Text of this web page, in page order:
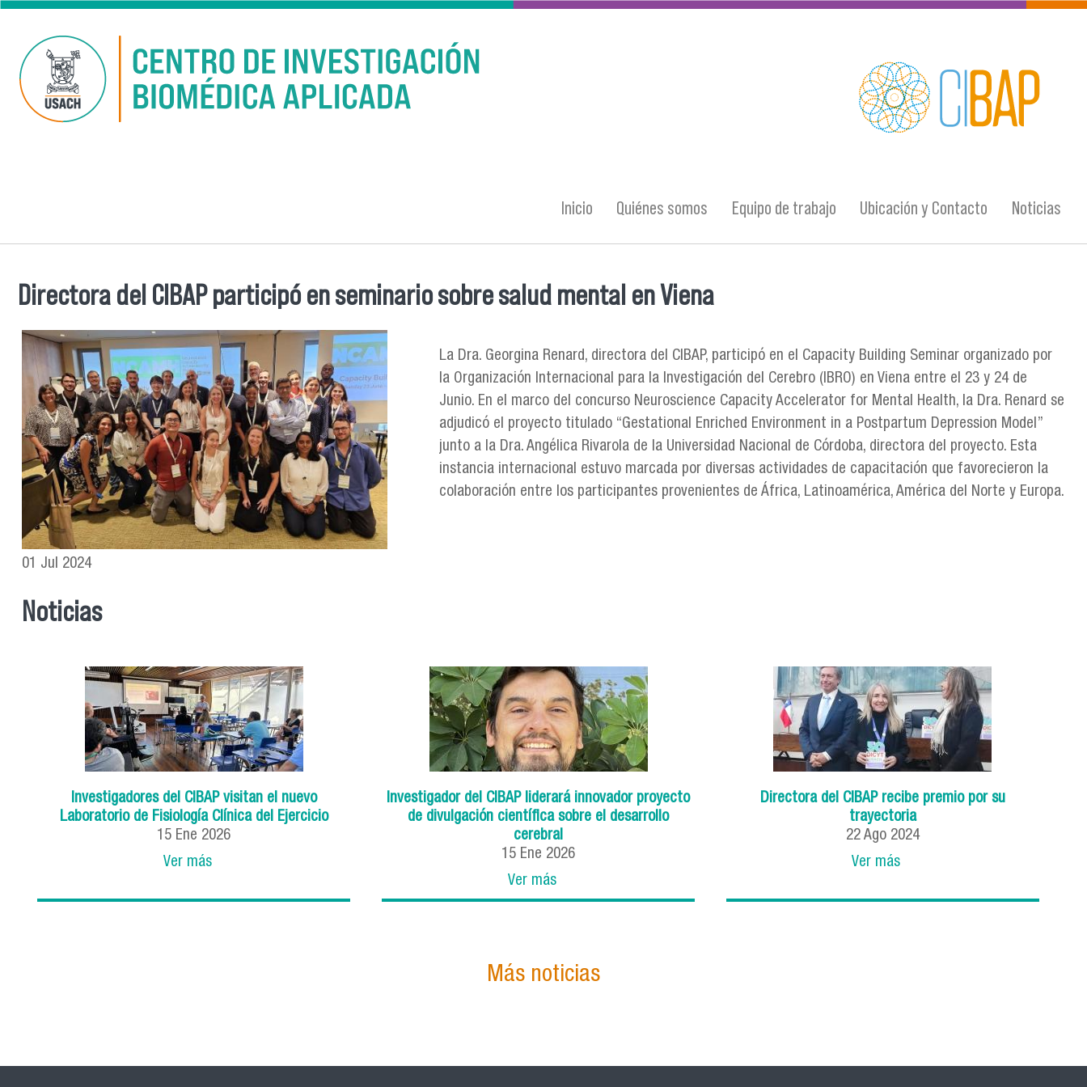
Pasar al contenido principal
Inicio Quiénes somos Equipo de trabajo Ubicación y Contacto Noticias
Se encuentra usted aquí
Directora del CIBAP participó en seminario sobre salud mental en Viena
01 Jul 2024
La Dra. Georgina Renard, directora del CIBAP, participó en el Capacity Building Seminar organizado por
la Organización Internacional para la Investigación del Cerebro (IBRO) en Viena entre el 23 y 24 de
Junio. En el marco del concurso Neuroscience Capacity Accelerator for Mental Health, la Dra. Renard se
adjudicó el proyecto titulado “Gestational Enriched Environment in a Postpartum Depression Model”
junto a la Dra. Angélica Rivarola de la Universidad Nacional de Córdoba, directora del proyecto. Esta
instancia internacional estuvo marcada por diversas actividades de capacitación que favorecieron la
colaboración entre los participantes provenientes de África, Latinoamérica, América del Norte y Europa.
Noticias
Investigadores del CIBAP visitan el nuevo
Laboratorio de Fisiología Clínica del Ejercicio
15 Ene 2026
Ver más
Investigador del CIBAP liderará innovador proyecto
de divulgación científica sobre el desarrollo
cerebral
15 Ene 2026
Ver más
Directora del CIBAP recibe premio por su
trayectoria
22 Ago 2024
Ver más
Más noticias